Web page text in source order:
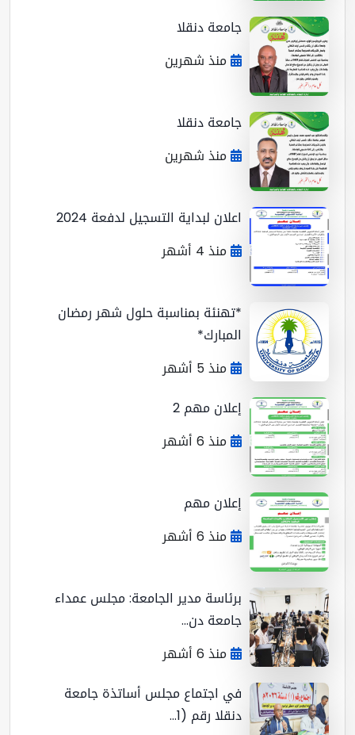
جامعة دنقلا
منذ شهرين
جامعة دنقلا
منذ شهرين
اعلان لبداية التسجيل لدفعة 2024
منذ 4 أشهر
*تهنئة بمناسبة حلول شهر رمضان
المبارك*
منذ 5 أشهر
إعلان مهم 2
منذ 6 أشهر
إعلان مهم
منذ 6 أشهر
برئاسة مدير الجامعة: مجلس عمداء
جامعة دن...
منذ 6 أشهر
في اجتماع مجلس أساتذة جامعة
دنقلا رقم (1...